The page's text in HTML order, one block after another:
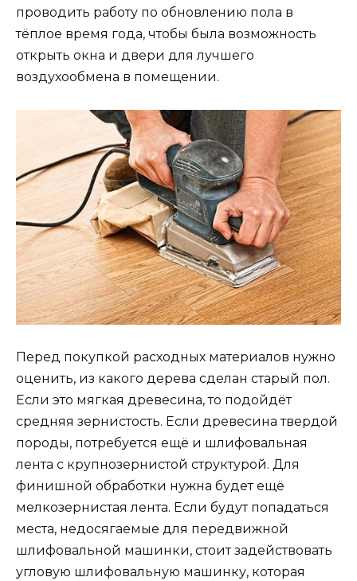
проводить работу по обновлению пола в
тёплое время года, чтобы была возможность
открыть окна и двери для лучшего
воздухообмена в помещении.
Перед покупкой расходных материалов нужно
оценить, из какого дерева сделан старый пол.
Если это мягкая древесина, то подойдёт
средняя зернистость. Если древесина твердой
породы, потребуется ещё и шлифовальная
лента с крупнозернистой структурой. Для
финишной обработки нужна будет ещё
мелкозернистая лента. Если будут попадаться
места, недосягаемые для передвижной
шлифовальной машинки, стоит задействовать
угловую шлифовальную машинку, которая